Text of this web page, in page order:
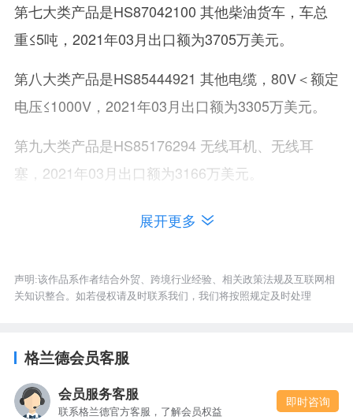
第七大类产品是HS87042100 其他柴油货车，车总
重≤5吨，2021年03月出口额为3705万美元。
第八大类产品是HS85444921 其他电缆，80V＜额定
电压≤1000V，2021年03月出口额为3305万美元。
第九大类产品是HS85176294 无线耳机、无线耳
塞，2021年03月出口额为3166万美元。
第十大类产品是HS86031000 外部供电铁道及电车
展开更多
声明:该作品系作者结合外贸、跨境行业经验、相关政策法规及互联网相
关知识整合。如若侵权请及时联系我们，我们将按照规定及时处理
格兰德会员客服
会员服务客服
联系格兰德官方客服，了解会员权益
即时咨询